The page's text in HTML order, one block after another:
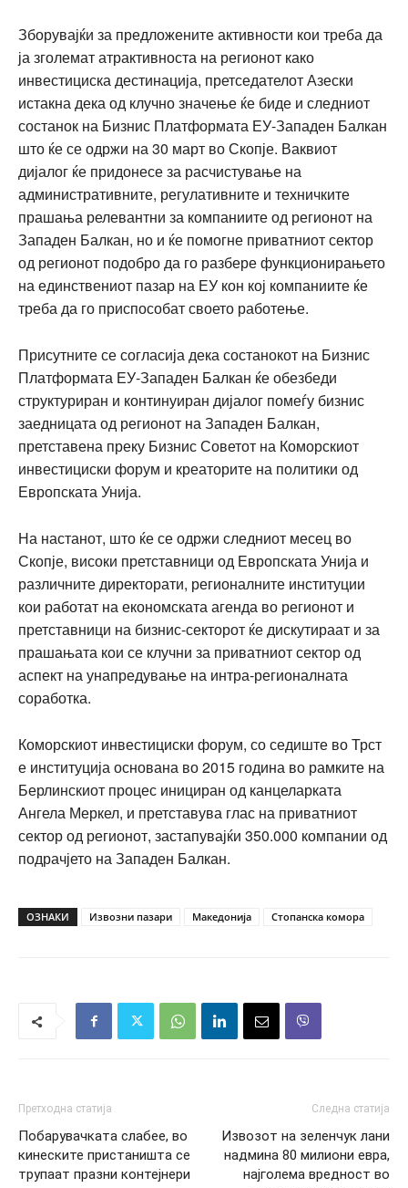
Зборувајќи за предложените активности кои треба да
ја зголемат атрактивноста на регионот како
инвестициска дестинација, претседателот Азески
истакна дека од клучно значење ќе биде и следниот
состанок на Бизнис Платформата ЕУ-Западен Балкан
што ќе се одржи на 30 март во Скопје. Ваквиот
дијалог ќе придонесе за расчистување на
административните, регулативните и техничките
прашања релевантни за компаниите од регионот на
Западен Балкан, но и ќе помогне приватниот сектор
од регионот подобро да го разбере функционирањето
на единствениот пазар на ЕУ кон кој компаниите ќе
треба да го приспособат своето работење.
Присутните се согласија дека состанокот на Бизнис
Платформата ЕУ-Западен Балкан ќе обезбеди
структуриран и континуиран дијалог помеѓу бизнис
заедницата од регионот на Западен Балкан,
претставена преку Бизнис Советот на Коморскиот
инвестициски форум и креаторите на политики од
Европската Унија.
На настанот, што ќе се одржи следниот месец во
Скопје, високи претставници од Европската Унија и
различните директорати, регионалните институции
кои работат на економската агенда во регионот и
претставници на бизнис-секторот ќе дискутираат и за
прашањата кои се клучни за приватниот сектор од
аспект на унапредување на интра-регионалната
соработка.
Коморскиот инвестициски форум, со седиште во Трст
е институција основана во 2015 година во рамките на
Берлинскиот процес инициран од канцеларката
Ангела Меркел, и претставува глас на приватниот
сектор од регионот, застапувајќи 350.000 компании од
подрачјето на Западен Балкан.
ОЗНАКИ Извозни пазари Македонија Стопанска комора
Претходна статија
Побарувачката слабее, во
кинеските пристаништа се
трупаат празни контејнери
Следна статија
Извозот на зеленчук лани
надмина 80 милиони евра,
најголема вредност во